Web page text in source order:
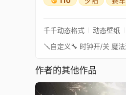
千千动态格式 动态壁纸
作者的其他作品